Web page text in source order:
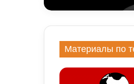
Материалы по